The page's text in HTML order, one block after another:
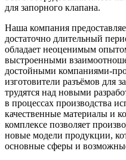
для запорного клапана.
Наша компания
достаточно длительный
обладает неоценимым
выстроенными
достойными компаниями-
изготовители разъёмов для
трудятся над новыми
в процессах производства
качественные материалы и
комплексе позволяет
новые модели продукции,
основные сферы и